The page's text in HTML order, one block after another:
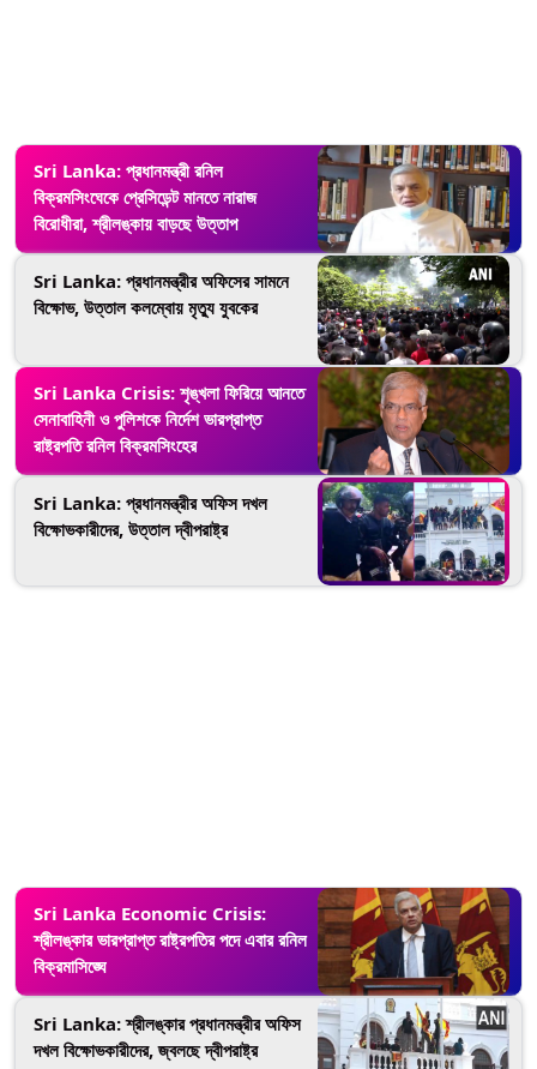
Sri Lanka: প্রধানমন্ত্রী রনিল
বিক্রমসিংঘেকে প্রেসিডেন্ট মানতে নারাজ
বিরোধীরা, শ্রীলঙ্কায় বাড়ছে উত্তাপ
Sri Lanka: প্রধানমন্ত্রীর অফিসের সামনে
বিক্ষোভ, উত্তাল কলম্বোয় মৃত্যু যুবকের
Sri Lanka Crisis: শৃঙ্খলা ফিরিয়ে আনতে
সেনাবাহিনী ও পুলিশকে নির্দেশ ভারপ্রাপ্ত
রাষ্ট্রপতি রনিল বিক্রমসিংহের
Sri Lanka: প্রধানমন্ত্রীর অফিস দখল
বিক্ষোভকারীদের, উত্তাল দ্বীপরাষ্ট্র
Sri Lanka Economic Crisis:
শ্রীলঙ্কার ভারপ্রাপ্ত রাষ্ট্রপতির পদে এবার রনিল
বিক্রমাসিঙ্ঘে
Sri Lanka: শ্রীলঙ্কার প্রধানমন্ত্রীর অফিস
দখল বিক্ষোভকারীদের, জ্বলছে দ্বীপরাষ্ট্র